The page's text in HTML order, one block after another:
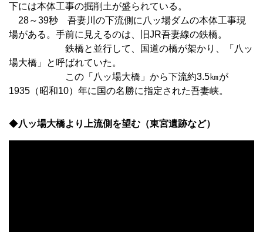
下には本体工事の掘削土が盛られている。
28～39秒 吾妻川の下流側に八ッ場ダムの本体工事現
場がある。手前に見えるのは、旧JR吾妻線の鉄橋。
鉄橋と並行して、国道の橋が架かり、「八ッ
場大橋」と呼ばれていた。
この「八ッ場大橋」から下流約3.5㎞が
1935（昭和10）年に国の名勝に指定された吾妻峡。
◆八ッ場大橋より上流側を望む（東宮遺跡など）